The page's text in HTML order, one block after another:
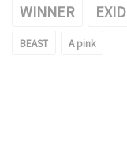
WINNER
EXID
BEAST A pink